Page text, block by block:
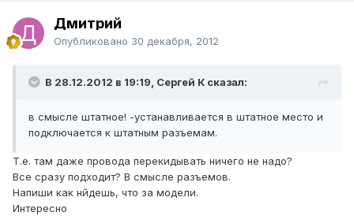
Дмитрий
Опубликовано 30 декабря, 2012
В 28.12.2012 в 19:19, Сергей К сказал:
в смысле штатное! -устанавливается в штатное место и
подключается к штатным разъемам.
Т.е. там даже провода перекидывать ничего не надо?
Все сразу подходит? В смысле разъемов.
Напиши как нйдешь, что за модели.
Интересно